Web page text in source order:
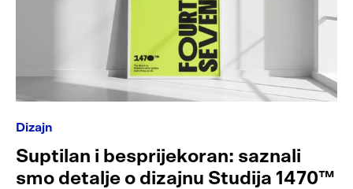
Dizajn
Suptilan i besprijekoran: saznali
smo detalje o dizajnu Studija 1470™